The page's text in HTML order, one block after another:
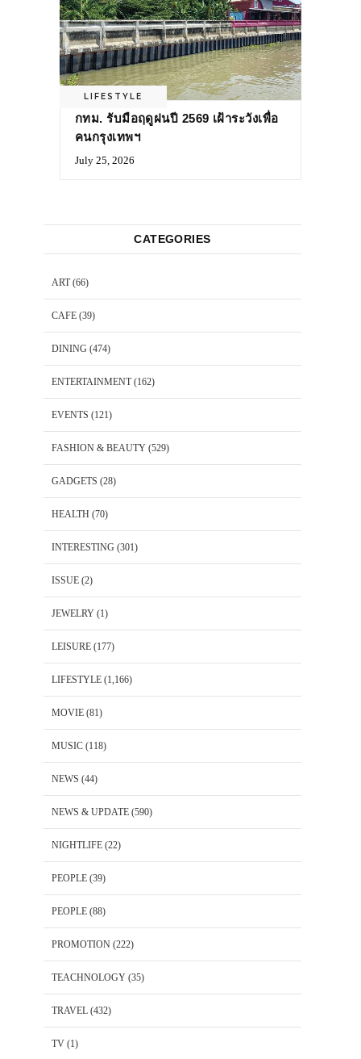
LIFESTYLE
กทม. รับมือฤดูฝนปี 2569 เฝ้าระวังเพื่อ
คนกรุงเทพฯ
July 25, 2026
CATEGORIES
ART(66)
CAFE (39)
DINING (474)
ENTERTAINMENT(162)
EVENTS (121)
FASHION & BEAUTY (529)
GADGETS (28)
HEALTH (70)
INTERESTING (301)
ISSUE (2)
JEWELRY (1)
LEISURE (177)
LIFESTYLE (1,166)
MOVIE (81)
MUSIC (118)
NEWS (44)
NEWS & UPDATE (590)
NIGHTLIFE (22)
PEOPLE (39)
PEOPLE (88)
PROMOTION (222)
TEACHNOLOGY (35)
TRAVEL (432)
TV (1)